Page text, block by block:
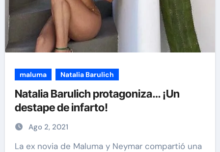
maluma Natalia Barulich
Natalia Barulich protagoniza… ¡Un
destape de infarto!
Ago 2, 2021
La ex novia de Maluma y Neymar compartió una